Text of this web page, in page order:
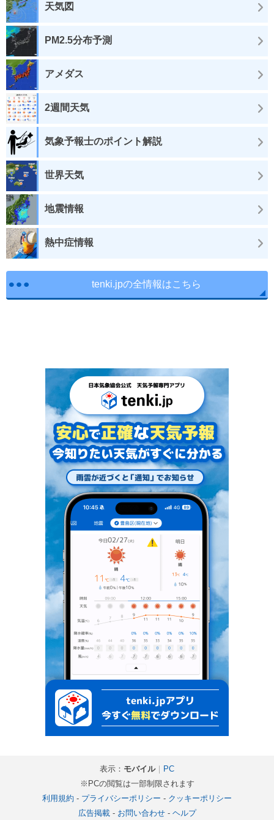
天気図
PM2.5分布予測
アメダス
2週間天気
気象予報士のポイント解説
世界天気
地震情報
熱中症情報
tenki.jpの全情報はこちら
表示： モバイル｜ PC
※PCの閲覧は一部制限されます
利用規約 - プライバシーポリシー - クッキーポリシー
広告掲載- お問い合わせ- ヘルプ